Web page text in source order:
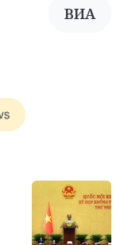
ВИА